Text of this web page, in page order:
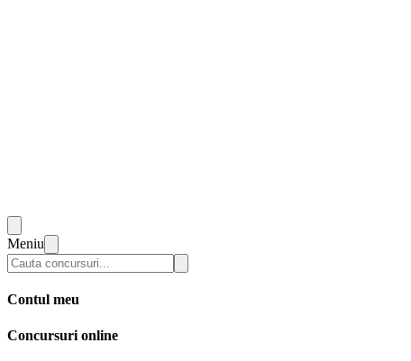
Meniu
Contul meu
Concursuri online